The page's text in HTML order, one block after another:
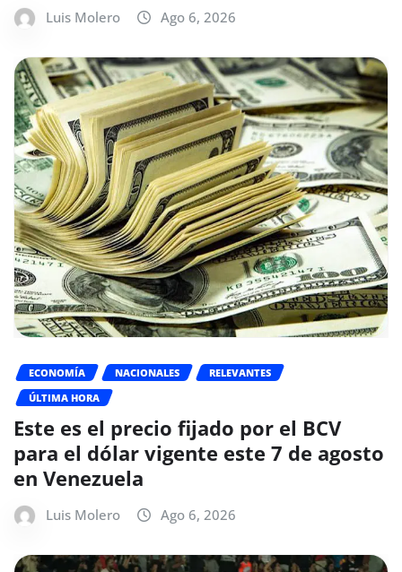
Luis Molero Ago 6, 2026
ECONOMÍA NACIONALES
RELEVANTES
ÚLTIMA HORA
Este es el precio fijado por el BCV
para el dólar vigente este 7 de agosto
en Venezuela
Luis Molero Ago 6, 2026